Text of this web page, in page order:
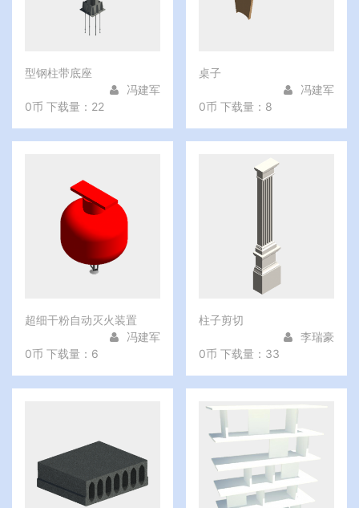
型钢柱带底座
冯建军
0币 下载量：22
桌子
冯建军
0币 下载量：8
超细干粉自动灭火装置
冯建军
0币 下载量：6
柱子剪切
李瑞豪
0币 下载量：33